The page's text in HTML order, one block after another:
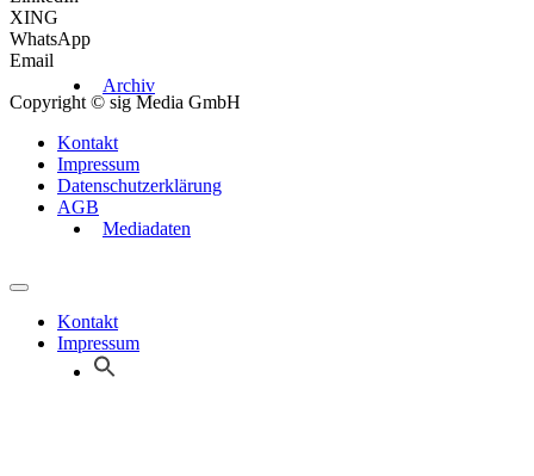
Archiv
Mediadaten
XING
WhatsApp
Email
Copyright © sig Media GmbH
Kontakt
Impressum
Datenschutzerklärung
AGB
Kontakt
Impressum